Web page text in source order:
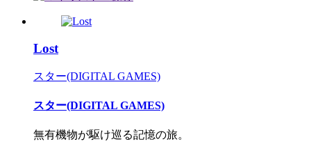
Lost
スター(DIGITAL GAMES)
スター(DIGITAL GAMES)
無有機物が駆け巡る記憶の旅。